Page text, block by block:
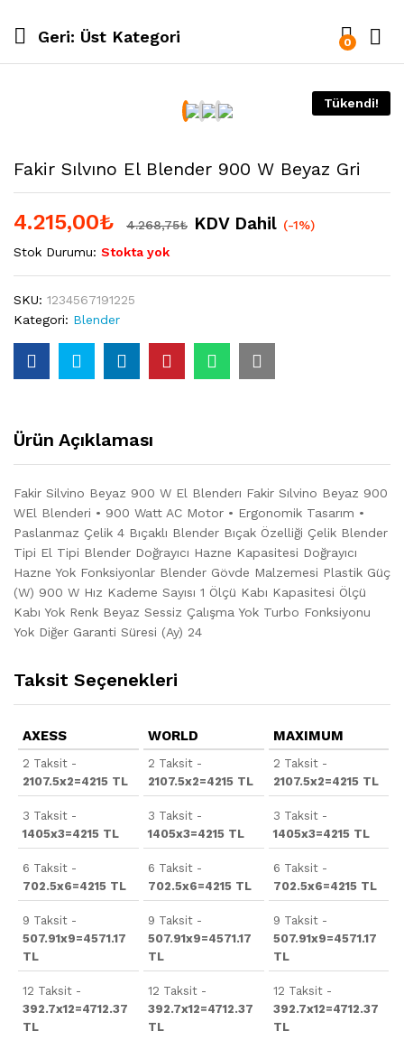
Geri: Üst Kategori 0
Tükendi!
Fakir Sılvıno El Blender 900 W Beyaz Gri
4.215,00₺ 4.268,75₺ KDV Dahil (-1%)
Stok Durumu: Stokta yok
SKU: 1234567191225
Kategori: Blender
Ürün Açıklaması
Fakir Silvino Beyaz 900 W El Blenderı Fakir Sılvino Beyaz 900
WEl Blenderi • 900 Watt AC Motor • Ergonomik Tasarım •
Paslanmaz Çelik 4 Bıçaklı Blender Bıçak Özelliği Çelik Blender
Tipi El Tipi Blender Doğrayıcı Hazne Kapasitesi Doğrayıcı
Hazne Yok Fonksiyonlar Blender Gövde Malzemesi Plastik Güç
(W) 900 W Hız Kademe Sayısı 1 Ölçü Kabı Kapasitesi Ölçü
Kabı Yok Renk Beyaz Sessiz Çalışma Yok Turbo Fonksiyonu
Yok Diğer Garanti Süresi (Ay) 24
Taksit Seçenekleri
AXESS
2 Taksit -
2107.5x2=4215 TL
3 Taksit -
1405x3=4215 TL
6 Taksit -
702.5x6=4215 TL
9 Taksit -
507.91x9=4571.17
TL
12 Taksit -
392.7x12=4712.37
TL
WORLD
2 Taksit -
2107.5x2=4215 TL
3 Taksit -
1405x3=4215 TL
6 Taksit -
702.5x6=4215 TL
9 Taksit -
507.91x9=4571.17
TL
12 Taksit -
392.7x12=4712.37
TL
MAXIMUM
2 Taksit -
2107.5x2=4215 TL
3 Taksit -
1405x3=4215 TL
6 Taksit -
702.5x6=4215 TL
9 Taksit -
507.91x9=4571.17
TL
12 Taksit -
392.7x12=4712.37
TL